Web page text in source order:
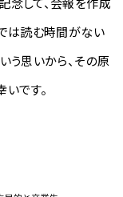
は読む時間がない
う思いから、その原
です。